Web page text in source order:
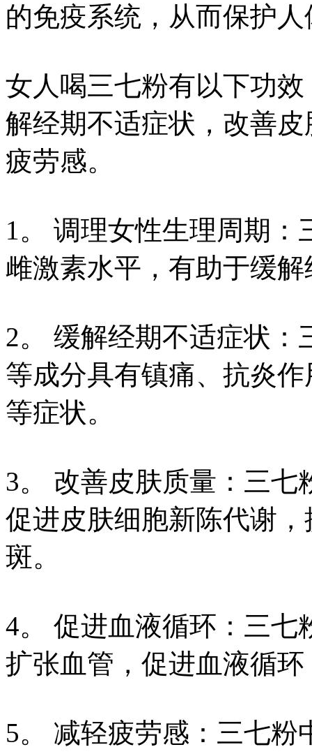
的免疫系统，从而保护
女人喝三七粉有以下功
解经期不适症状，改善
疲劳感。
1。 调理女性生理周期
雌激素水平，有助于缓
2。 缓解经期不适症状
等成分具有镇痛、抗炎
等症状。
3。 改善皮肤质量：三
促进皮肤细胞新陈代谢
斑。
4。 促进血液循环：三七
扩张血管，促进血液循
5。 减轻疲劳感：三七